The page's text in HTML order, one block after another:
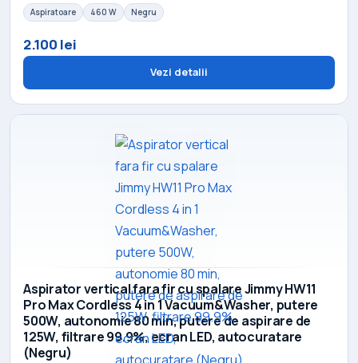
Aspiratoare 460 W Negru
2.100 lei
Vezi detalii
Aspirator vertical fara fir cu spalare Jimmy HW11
Pro Max Cordless 4 in 1 Vacuum&Washer, putere
500W, autonomie 80 min, putere de aspirare de
125W, filtrare 99.9%, ecran LED, autocuratare
(Negru)